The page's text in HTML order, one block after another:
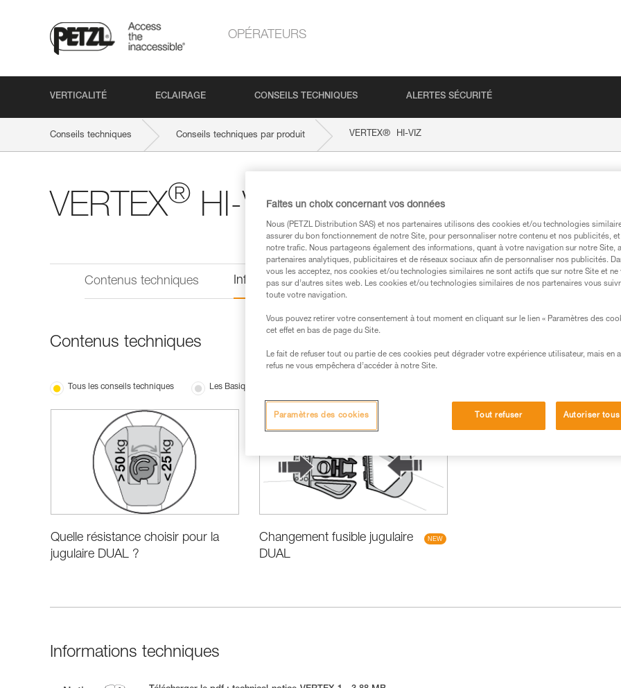
OPÉRATEURS
VERTICALITÉ ECLAIRAGE CONSEILS TECHNIQUES ALERTES SÉCURITÉ
Conseils techniques Conseils techniques par produit VERTEX® HI-VIZ
VERTEX® HI-VIZ
Contenus techniques Informations techniques
Contenus techniques
Tous les conseils techniques Les Basiques
Quelle résistance choisir pour la
jugulaire DUAL ?
Changement fusible jugulaire
DUAL
Informations techniques
Faites un choix concernant vos données
Nous (PETZL Distribution SAS) et nos partenaires utilisons des cookies et/ou technologies
assurer du bon fonctionnement de notre Site, pour personnaliser notre contenu et nos publicités,
notre trafic. Nous partageons également des informations, quant à votre navigation sur notre Site,
partenaires analytiques, publicitaires et de réseaux sociaux afin de personnaliser nos publicités.
vous les acceptez, nos cookies et/ou technologies similaires ne sont actifs que sur notre Site et ne
pas sur d’autres sites web. Les cookies et/ou technologies similaires de nos partenaires vous
toute votre navigation.
Vous pouvez retirer votre consentement à tout moment en cliquant sur le lien « Paramètres des
cet effet en bas de page du Site.
Le fait de refuser tout ou partie de ces cookies peut dégrader votre expérience utilisateur, mais en
refus ne vous empêchera d’accéder à notre Site.
Tout refuser Autoriser
Paramètres des cookies